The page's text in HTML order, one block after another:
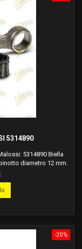
5314890
5314890 Biella
diametro 12 mm.
-20%